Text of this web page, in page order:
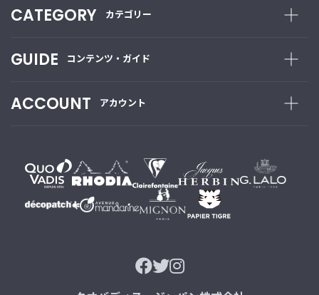
CATEGORY カテゴリー
GUIDE コンテンツ・ガイド
ACCOUNT アカウント